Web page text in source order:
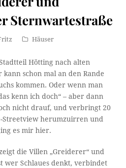
Sternwartestraße
Häuser
Hötting nach alten
schon mal an den Rande
kommen. Oder wenn man
kenn ich doch“ – aber dann
nicht drauf, und verbringt 20
Streetview herumzuirren und
es mir hier.
die Villen „Greiderer“ und
wer Schlaues denkt, verbindet